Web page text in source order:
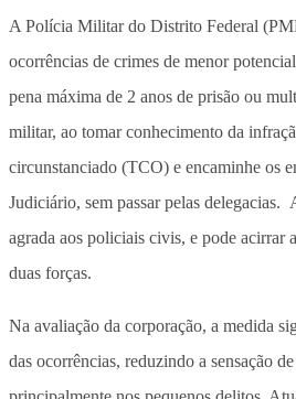
A Polícia Militar do Distrito Federal
ocorrências de crimes de menor
pena máxima de 2 anos de prisão ou
militar, ao tomar conhecimento da
circunstanciado (TCO) e encaminhe os
Judiciário, sem passar pelas delegacias.
agrada aos policiais civis, e pode acirrar
duas forças.
Na avaliação da corporação, a medida
das ocorrências, reduzindo a sensação